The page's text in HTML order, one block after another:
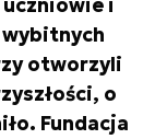
otworzyli
o
Fundacja